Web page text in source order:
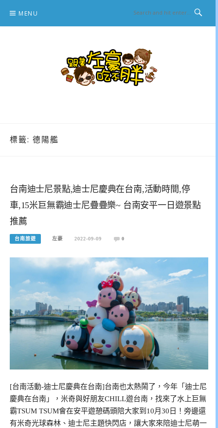
content
MENU
標籤: 德陽艦
台南迪士尼景點,迪士尼慶典在台南,活動時間,停
車,15米巨無霸迪士尼疊疊樂~ 台南安平一日遊景點
推薦
台南旅遊 左豪 2022-09-09 0
[台南活動-迪士尼慶典在台南]台南也太熱鬧了，今年「迪士尼
慶典在台南」，米奇與好朋友CHILL遊台南，找來了水上巨無
霸TSUM TSUM會在安平遊憩碼頭陪大家到10月30日！旁邊還
有米奇光球森林、迪士尼主題快閃店，讓大家來陪迪士尼萌一